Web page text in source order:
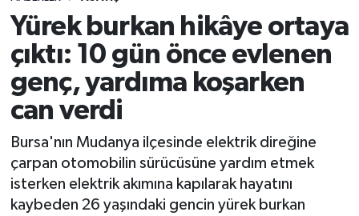
Yürek burkan hikâye ortaya
çıktı: 10 gün önce evlenen
genç, yardıma koşarken
can verdi
Bursa'nın Mudanya ilçesinde elektrik direğine
çarpan otomobilin sürücüsüne yardım etmek
isterken elektrik akımına kapılarak hayatını
kaybeden 26 yaşındaki gencin yürek burkan
Gündem
Ekonomi
Siyaset
Dünya
Eğitim
Kültür Sanat
Medya
Sağlık
Gizlilik Sözleşmesi
Merkez Trafik Yoğunluk Haritası
Süper Lig Puan Durumu ve Fikstür
Tüm Manşetler
Haber Arşivi